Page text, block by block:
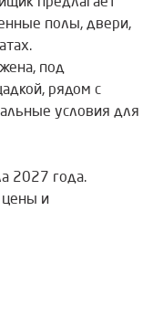
полы, двери,
под
рядом с
условия для
2027 года.
цены и